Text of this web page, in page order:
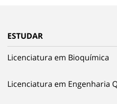
ESTUDAR
Licenciatura em Bioquímica
Licenciatura em Engenharia